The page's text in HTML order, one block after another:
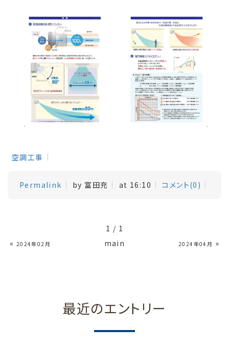
空調工事
Permalink by 富田充 at 16:10 コメント(0)
1 / 1
« 2024年02月 main 2024年04月 »
最近のエントリー